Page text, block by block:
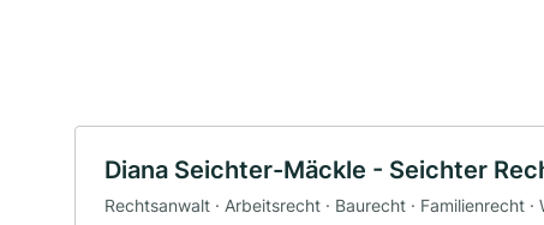
Diana Seichter-Mäckle - Seichter
Rechtsanwalt · Arbeitsrecht · Baurecht · Familienrecht